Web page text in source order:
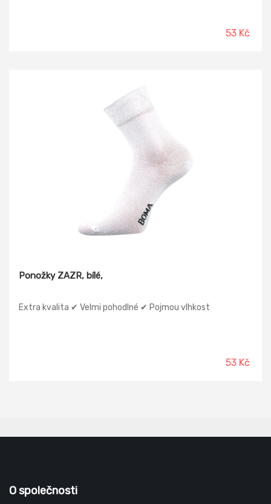
53 Kč
Ponožky ZAZR, bílé,
Extra kvalita ✔ Velmi pohodlné ✔ Pojmou vlhkost
53 Kč
O společnosti